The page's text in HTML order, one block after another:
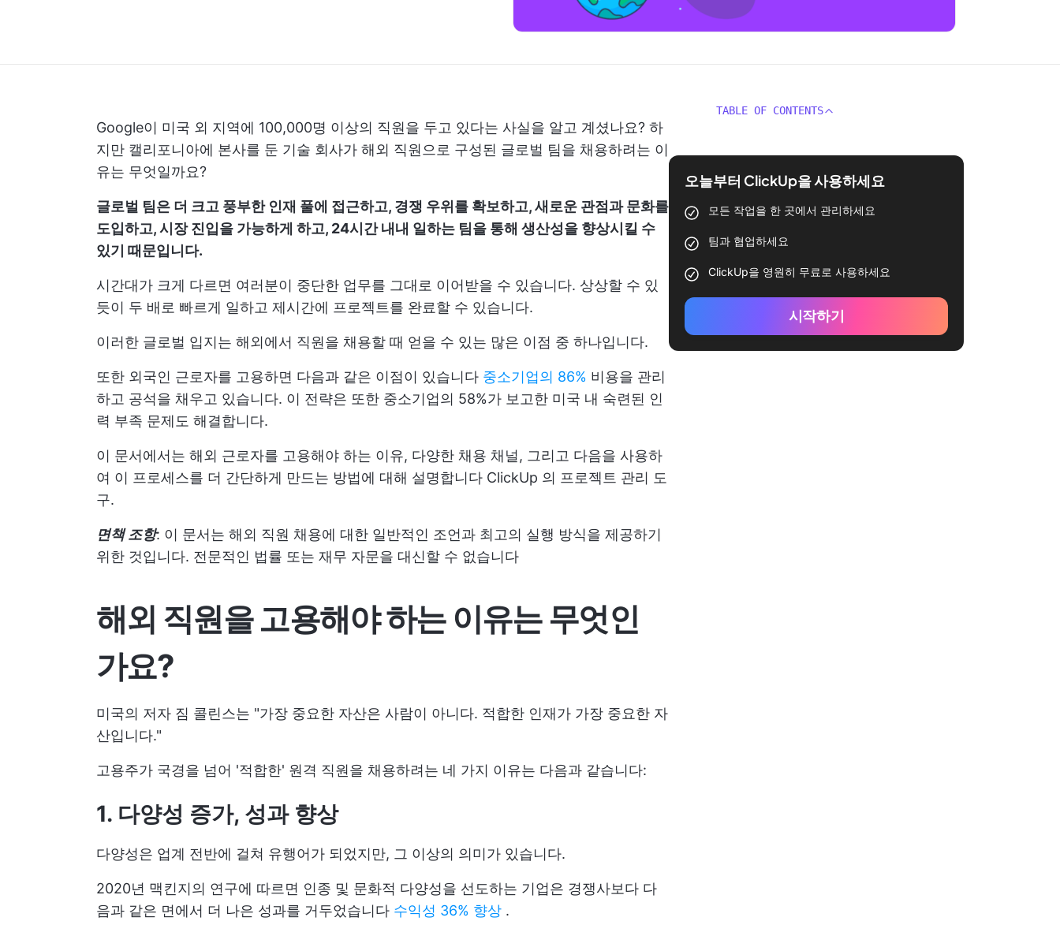
Google이 미국 외 지역에 100,000명 이상의 직원을 두고 있다는 사실을 알고 계셨나요? 하
지만 캘리포니아에 본사를 둔 기술 회사가 해외 직원으로 구성된 글로벌 팀을 채용하려는 이
유는 무엇일까요?
글로벌 팀은 더 크고 풍부한 인재 풀에 접근하고, 경쟁 우위를 확보하고, 새로운 관점과 문화를
도입하고, 시장 진입을 가능하게 하고, 24시간 내내 일하는 팀을 통해 생산성을 향상시킬 수
있기 때문입니다.
시간대가 크게 다르면 여러분이 중단한 업무를 그대로 이어받을 수 있습니다. 상상할 수 있
듯이 두 배로 빠르게 일하고 제시간에 프로젝트를 완료할 수 있습니다.
이러한 글로벌 입지는 해외에서 직원을 채용할 때 얻을 수 있는 많은 이점 중 하나입니다.
또한 외국인 근로자를 고용하면 다음과 같은 이점이 있습니다 중소기업의 86% 비용을 관리
하고 공석을 채우고 있습니다. 이 전략은 또한 중소기업의 58%가 보고한 미국 내 숙련된 인
력 부족 문제도 해결합니다.
이 문서에서는 해외 근로자를 고용해야 하는 이유, 다양한 채용 채널, 그리고 다음을 사용하
여 이 프로세스를 더 간단하게 만드는 방법에 대해 설명합니다 ClickUp 의 프로젝트 관리 도
구.
면책 조항: 이 문서는 해외 직원 채용에 대한 일반적인 조언과 최고의 실행 방식을 제공하기
위한 것입니다. 전문적인 법률 또는 재무 자문을 대신할 수 없습니다
해외 직원을 고용해야 하는 이유는 무엇인
가요?
미국의 저자 짐 콜린스는 "가장 중요한 자산은 사람이 아니다. 적합한 인재가 가장 중요한 자
산입니다."
고용주가 국경을 넘어 '적합한' 원격 직원을 채용하려는 네 가지 이유는 다음과 같습니다:
1. 다양성 증가, 성과 향상
다양성은 업계 전반에 걸쳐 유행어가 되었지만, 그 이상의 의미가 있습니다.
2020년 맥킨지의 연구에 따르면 인종 및 문화적 다양성을 선도하는 기업은 경쟁사보다 다
음과 같은 면에서 더 나은 성과를 거두었습니다 수익성 36% 향상 .
TABLE OF CONTENTS
오늘부터 ClickUp을 사용하세요
모든 작업을 한 곳에서 관리하세요
팀과 협업하세요
ClickUp을 영원히 무료로 사용하세요
시작하기